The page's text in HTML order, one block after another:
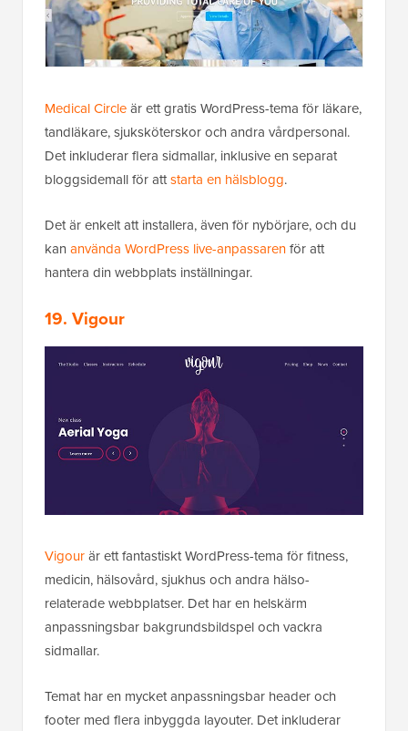
Medical Circleär ett gratis WordPress-tema för läkare,
tandläkare, sjuksköterskor och andra vårdpersonal.
Det inkluderar flera sidmallar, inklusive en separat
bloggsidemall för attstarta en hälsblogg.
Det är enkelt att installera, även för nybörjare, och du
kan använda WordPress live-anpassarenför att
hantera din webbplats inställningar.
19. Vigour
Vigourär ett fantastiskt WordPress-tema för fitness,
medicin, hälsovård, sjukhus och andra hälso-
relaterade webbplatser. Det har en helskärm
anpassningsbar bakgrundsbildspel och vackra
sidmallar.
Temat har en mycket anpassningsbar header och
footer med flera inbyggda layouter. Det inkluderar